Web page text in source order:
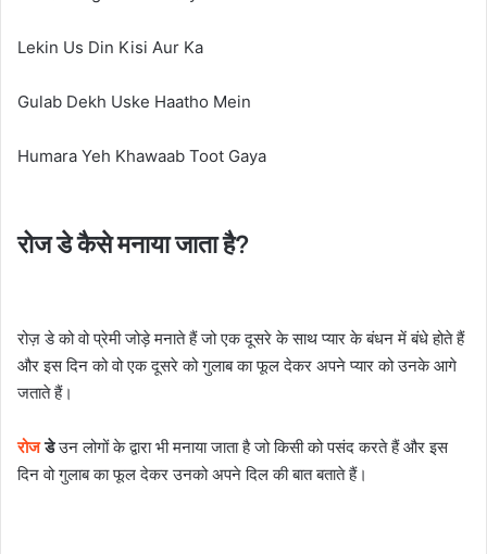
Lekin Us Din Kisi Aur Ka
Gulab Dekh Uske Haatho Mein
Humara Yeh Khawaab Toot Gaya
रोज डे कैसे मनाया जाता है?
रोज़ डे को वो प्रेमी जोड़े मनाते हैं जो एक दूसरे के साथ प्यार के बंधन में बंधे होते हैं
और इस दिन को वो एक दूसरे को गुलाब का फूल देकर अपने प्यार को उनके आगे
जताते हैं।
रोजडेउन लोगों के द्वारा भी मनाया जाता है जो किसी को पसंद करते हैं और इस
दिन वो गुलाब का फूल देकर उनको अपने दिल की बात बताते हैं।